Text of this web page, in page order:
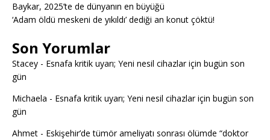
Baykar, 2025’te de dünyanın en büyüğü
‘Adam öldü meskeni de yıkıldı’ dediği an konut çöktü!
Son Yorumlar
Stacey - Esnafa kritik uyarı; Yeni nesil cihazlar için bugün son
gün
Michaela - Esnafa kritik uyarı; Yeni nesil cihazlar için bugün son
gün
Ahmet - Eskişehir’de tümör ameliyatı sonrası ölümde “doktor